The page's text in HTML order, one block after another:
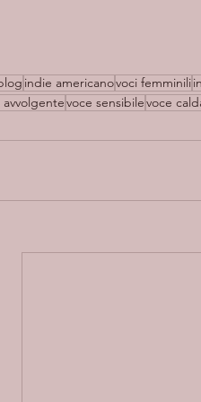
indie americanovoci femminili
avvolgentevoce sensibilevoce